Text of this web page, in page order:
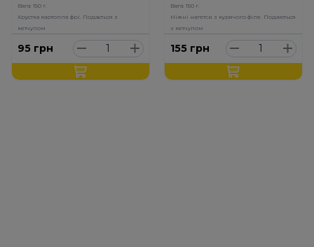
Вага: 150 г.
Хрустка картопля фрі. Подається з
кетчупом
95 грн
Вага: 150 г.
Ніжні нагетси з курячого філе. Подаються
з кетчупом
155 грн